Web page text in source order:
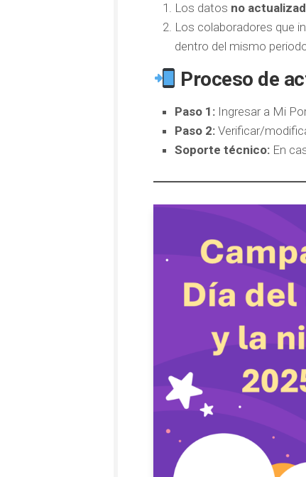
Los datos no
Los colaboradores que
dentro del mismo
Proceso de
Paso 1: Ingresar a Mi
Paso 2: Verificar/
Soporte técnico: En